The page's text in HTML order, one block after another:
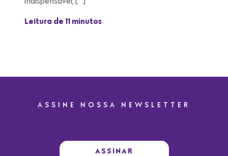
Leitura de 11 minutos
ASSINE NOSSA NEWSLETTER
ASSINAR